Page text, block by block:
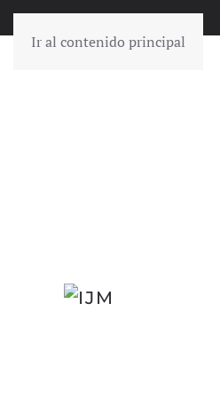
Ir al contenido principal